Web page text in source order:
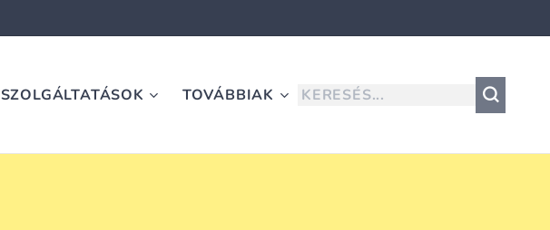
SZOLGÁLTATÁSOK TOVÁBBIAK